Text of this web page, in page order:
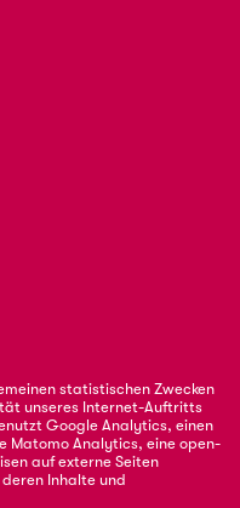
statistischen Zwecken
unseres Internet-Auftritts
Google Analytics, einen
Matomo Analytics, eine open-
auf externe Seiten
Inhalte und